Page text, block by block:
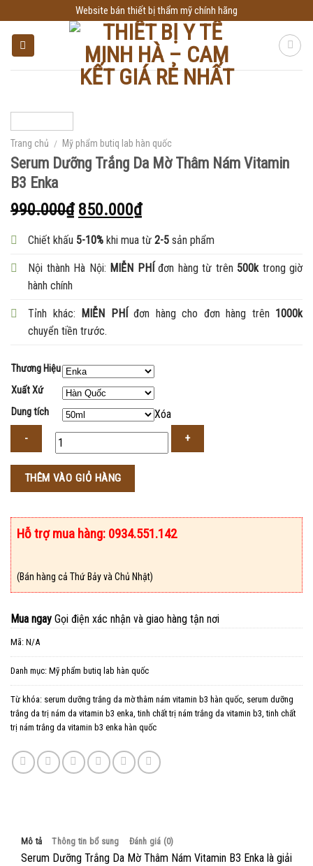
to
content
Website bán thiết bị thẩm mỹ chính hãng
Trang chủ / Mỹ phẩm butiq lab hàn quốc
Serum Dưỡng Trắng Da Mờ Thâm Nám Vitamin
B3 Enka
990.000₫ 850.000₫
Chiết khấu 5-10% khi mua từ 2-5 sản phẩm
Nội thành Hà Nội: MIỄN PHÍđơn hàng từ trên 500k trong giờ
hành chính
Tỉnh khác: MIỄN PHÍđơn hàng cho đơn hàng trên 1000k
chuyển tiền trước.
Thương Hiệu
Xuất Xứ
Dung tích
Xóa
THÊM VÀO GIỎ HÀNG
Hỗ trợ mua hàng: 0934.551.142
(Bán hàng cả Thứ Bảy và Chủ Nhật)
Mua ngay Gọi điện xác nhận và giao hàng tận nơi
Mã: N/A
Danh mục: Mỹ phẩm butiq lab hàn quốc
Từ khóa: serum dưỡng trắng da mờ thâm nám vitamin b3 hàn quốc, serum dưỡng
trắng da trị nám da vitamin b3 enka,tinh chất trị nám trắng da vitamin b3,tinh chất
trị nám trắng da vitamin b3 enka hàn quốc
Mô tả Thông tin bổ sung Đánh giá (0)
Serum Dưỡng Trắng Da Mờ Thâm Nám Vitamin B3 Enka là giải